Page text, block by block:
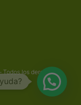
Todos los derechos